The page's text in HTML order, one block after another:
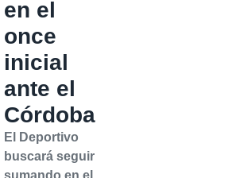
en el
once
inicial
ante el
Córdoba
El Deportivo
buscará seguir
sumando en el